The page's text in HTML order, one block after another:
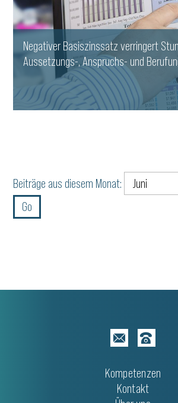
Negativer Basiszinssatz verringert
Aussetzungs-, Anspruchs- und
Beiträge aus diesem Monat:
Kompetenzen
Kontakt